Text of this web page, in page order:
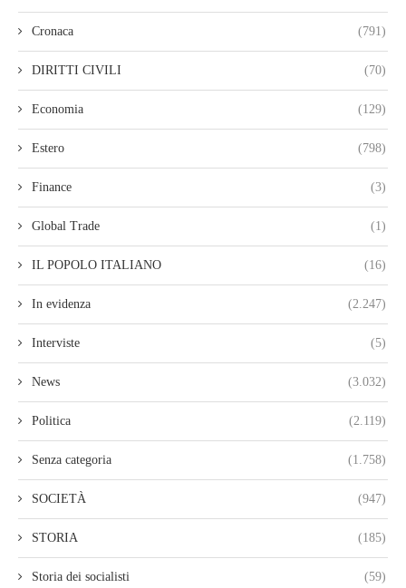
Cronaca (791)
DIRITTI CIVILI (70)
Economia (129)
Estero (798)
Finance (3)
Global Trade (1)
IL POPOLO ITALIANO (16)
In evidenza (2.247)
Interviste (5)
News (3.032)
Politica (2.119)
Senza categoria (1.758)
SOCIETÀ (947)
STORIA (185)
Storia dei socialisti (59)